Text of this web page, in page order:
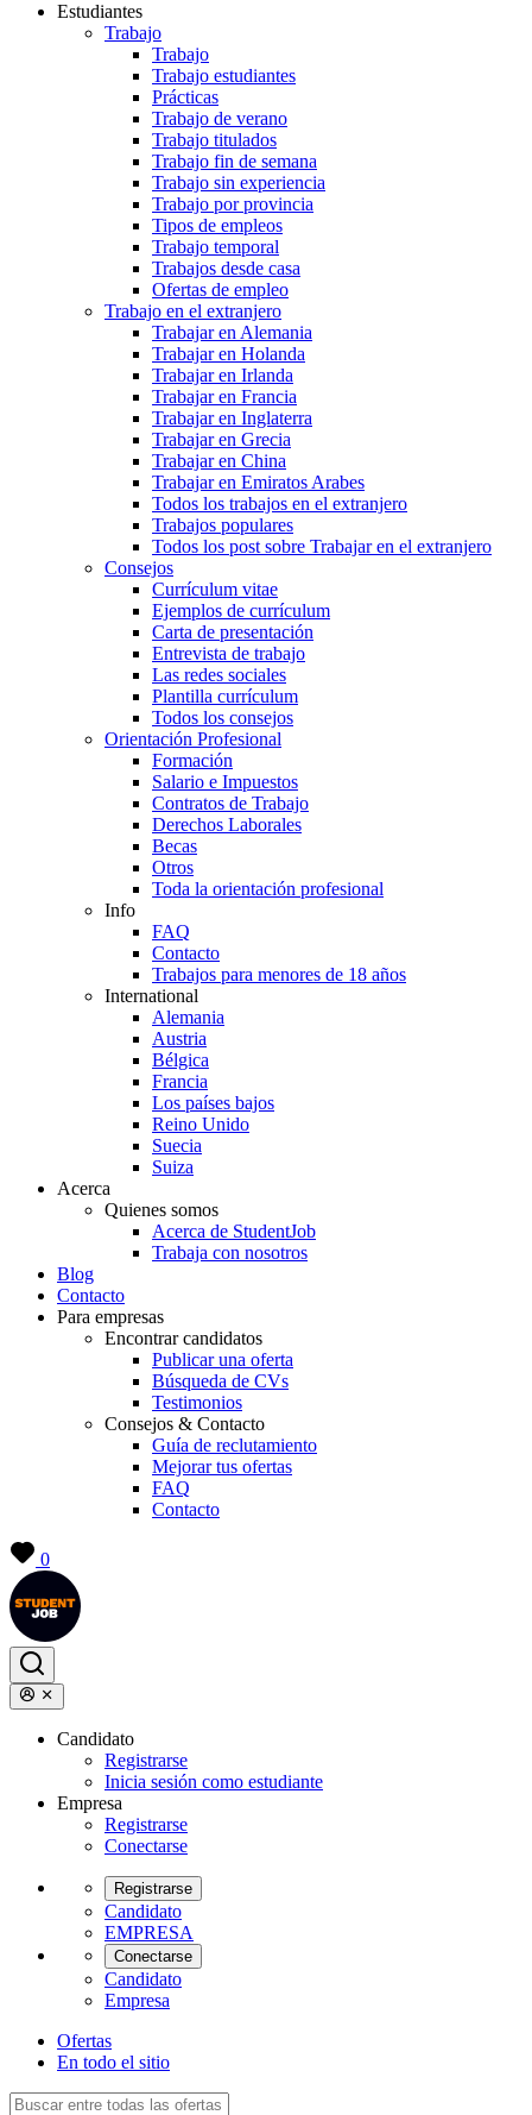
Estudiantes
Trabajo
Trabajo
Trabajo estudiantes
Prácticas
Trabajo de verano
Trabajo titulados
Trabajo fin de semana
Trabajo sin experiencia
Trabajo por provincia
Tipos de empleos
Trabajo temporal
Trabajos desde casa
Ofertas de empleo
Trabajo en el extranjero
Trabajar en Alemania
Trabajar en Holanda
Trabajar en Irlanda
Trabajar en Francia
Trabajar en Inglaterra
Trabajar en Grecia
Trabajar en China
Trabajar en Emiratos Arabes
Todos los trabajos en el extranjero
Trabajos populares
Todos los post sobre Trabajar en el extranjero
Consejos
Currículum vitae
Ejemplos de currículum
Carta de presentación
Entrevista de trabajo
Las redes sociales
Plantilla currículum
Todos los consejos
Orientación Profesional
Formación
Salario e Impuestos
Contratos de Trabajo
Derechos Laborales
Becas
Otros
Toda la orientación profesional
Info
FAQ
Contacto
Trabajos para menores de 18 años
International
Alemania
Austria
Bélgica
Francia
Los países bajos
Reino Unido
Suecia
Suiza
Acerca
Quienes somos
Acerca de StudentJob
Trabaja con nosotros
Blog
Contacto
Para empresas
Encontrar candidatos
Publicar una oferta
Búsqueda de CVs
Testimonios
Consejos & Contacto
Guía de reclutamiento
Mejorar tus ofertas
FAQ
Contacto
0
Candidato
Registrarse
Inicia sesión como estudiante
Empresa
Registrarse
Conectarse
Registrarse
Candidato
EMPRESA
Conectarse
Candidato
Empresa
Ofertas
En todo el sitio